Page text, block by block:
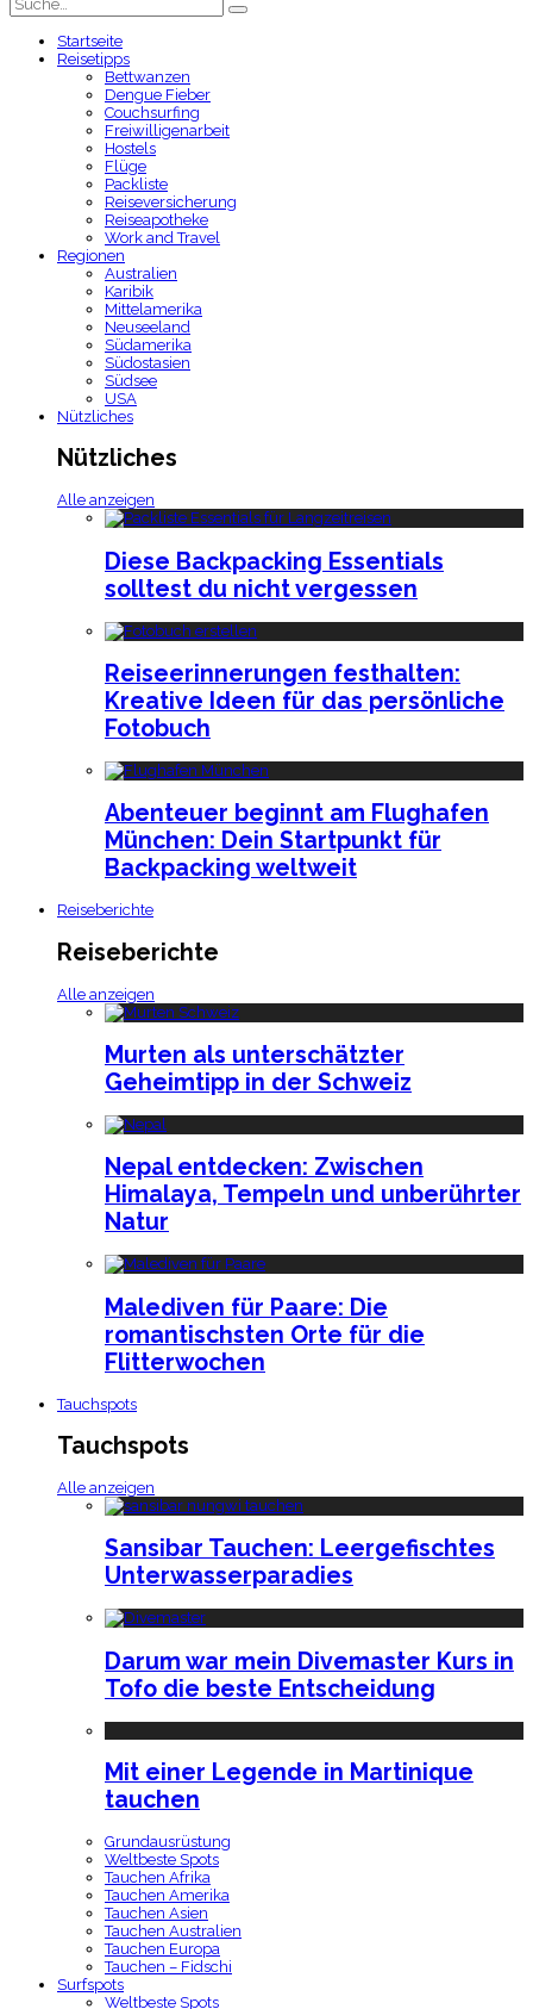
Startseite
Reisetipps
Bettwanzen
Dengue Fieber
Couchsurfing
Freiwilligenarbeit
Hostels
Flüge
Packliste
Reiseversicherung
Reiseapotheke
Work and Travel
Regionen
Australien
Karibik
Mittelamerika
Neuseeland
Südamerika
Südostasien
Südsee
USA
Nützliches
Nützliches
Alle anzeigen
Diese Backpacking Essentials
solltest du nicht vergessen
Reiseerinnerungen festhalten:
Kreative Ideen für das persönliche
Fotobuch
Abenteuer beginnt am Flughafen
München: Dein Startpunkt für
Backpacking weltweit
Reiseberichte
Reiseberichte
Alle anzeigen
Murten als unterschätzter
Geheimtipp in der Schweiz
Nepal entdecken: Zwischen
Himalaya, Tempeln und unberührter
Natur
Malediven für Paare: Die
romantischsten Orte für die
Flitterwochen
Tauchspots
Tauchspots
Alle anzeigen
Sansibar Tauchen: Leergefischtes
Unterwasserparadies
Darum war mein Divemaster Kurs in
Tofo die beste Entscheidung
Mit einer Legende in Martinique
tauchen
Grundausrüstung
Weltbeste Spots
Tauchen Afrika
Tauchen Amerika
Tauchen Asien
Tauchen Australien
Tauchen Europa
Tauchen – Fidschi
Surfspots
Weltbeste Spots